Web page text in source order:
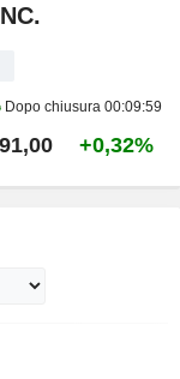
Dopo chiusura 00:09:59
91,00 +0,32%